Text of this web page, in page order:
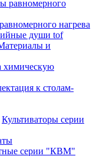
нагрева
души tof
и
химическую
к столам-
Культиваторы серии